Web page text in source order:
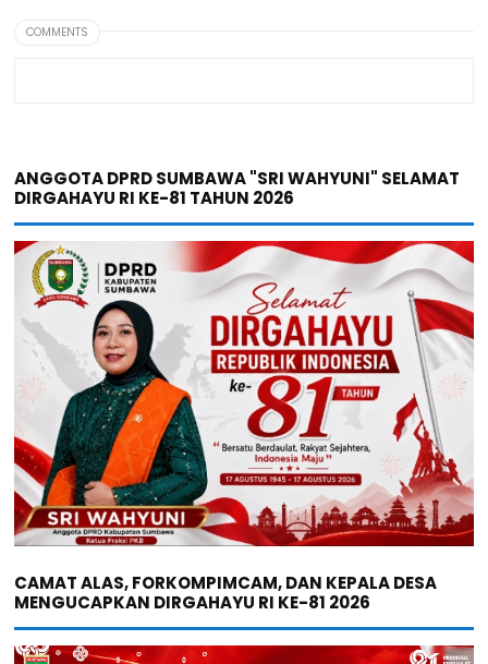
COMMENTS
ANGGOTA DPRD SUMBAWA "SRI WAHYUNI" SELAMAT
DIRGAHAYU RI KE-81 TAHUN 2026
CAMAT ALAS, FORKOMPIMCAM, DAN KEPALA DESA
MENGUCAPKAN DIRGAHAYU RI KE-81 2026